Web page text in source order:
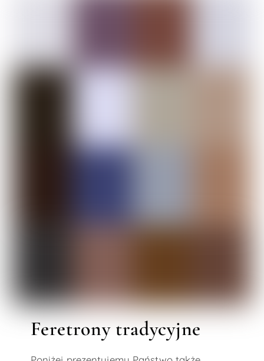
Feretrony tradycyjne